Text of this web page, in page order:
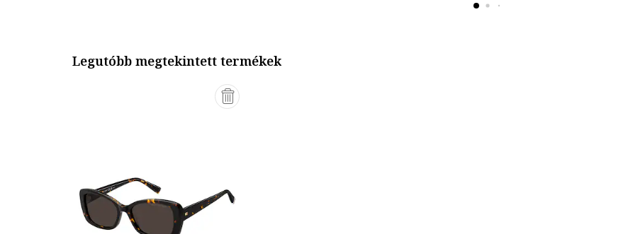
Legutóbb megtekintett termékek